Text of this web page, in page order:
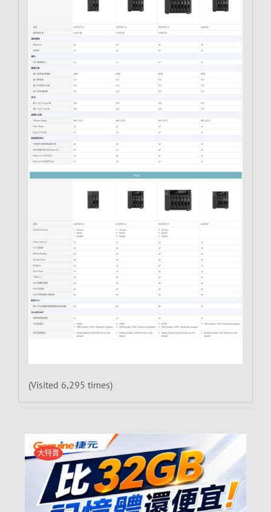
(Visited 6,295 times)
大特賣